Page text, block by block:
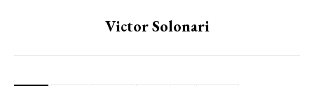
Victor Solonari